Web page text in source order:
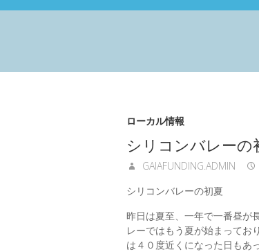
ローカル情報
シリコンバレーの
GAIAFUNDING.ADMIN
シリコンバレーの初夏
昨日は夏至、一年で一番昼が
レーではもう夏が始まってお
は４０度近くになった日もあ